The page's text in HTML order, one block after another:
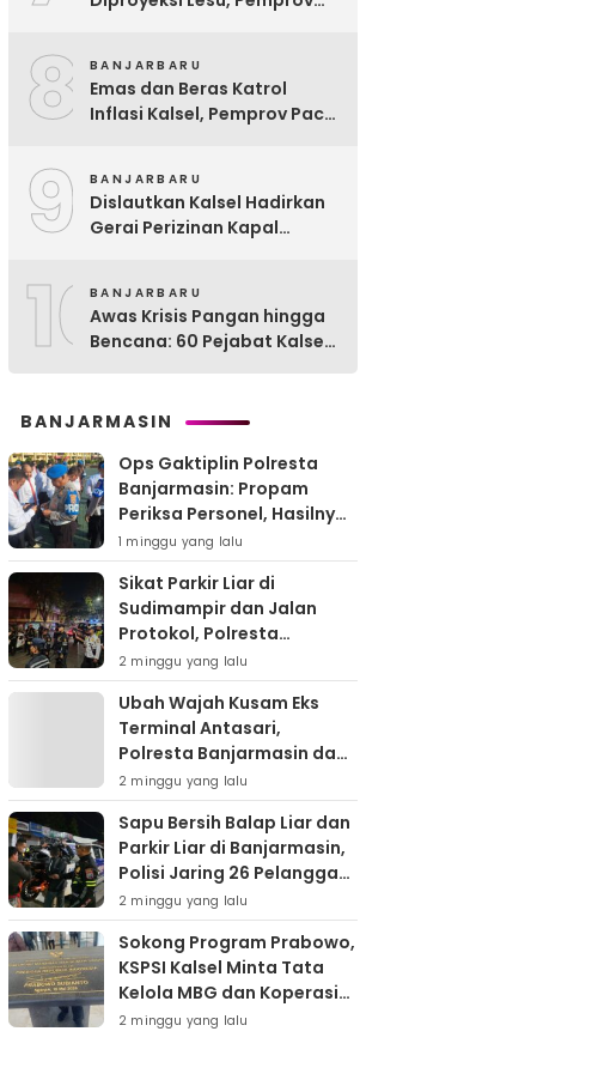
8 BANJARBARU
Emas dan Beras Katrol
Inflasi Kalsel, Pemprov Pacu
9 BANJARBARU
Dislautkan Kalsel Hadirkan
Gerai Perizinan Kapal
Kotabaru
10BANJARBARU
Awas Krisis Pangan hingga
Bencana: 60 Pejabat Kalsel-
Radikal!
BANJARMASIN
Ops Gaktiplin Polresta
Banjarmasin: Propam
Periksa Personel, Hasilnya
Nihil Pelanggaran
1 minggu yang lalu
Sikat Parkir Liar di
Sudimampir dan Jalan
Protokol, Polresta
Banjarmasin Mobilisasi
Tim Gabungan
2 minggu yang lalu
Ubah Wajah Kusam Eks
Terminal Antasari,
Polresta Banjarmasin dan
Warga Sapu Bersih
Tumpukan Sampah
2 minggu yang lalu
Sapu Bersih Balap Liar dan
Parkir Liar di Banjarmasin,
Polisi Jaring 26 Pelanggar
dalam Semalam
2 minggu yang lalu
Sokong Program Prabowo,
KSPSI Kalsel Minta Tata
Kelola MBG dan Koperasi
Desa Dievaluasi
2 minggu yang lalu